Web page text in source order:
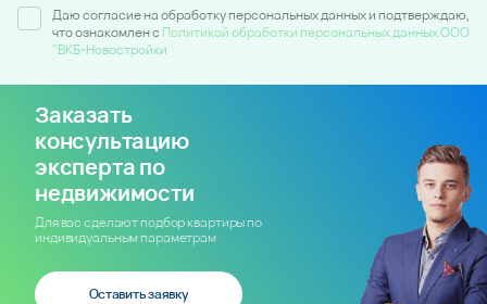
Даю согласие на обработку персональных данных и подтверждаю,
что ознакомлен c Политикой обработки персональных данных ООО
"ВКБ-Новостройки
Заказать
консультацию
эксперта по
недвижимости
Для вас сделают подбор квартиры по
индивидуальным параметрам
Оставить заявку